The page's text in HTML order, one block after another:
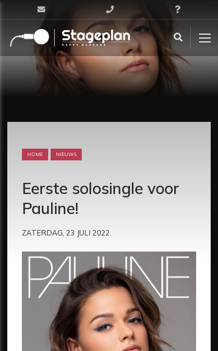
HOME NIEUWS
Eerste solosingle voor
Pauline!
ZATERDAG, 23 JULI 2022